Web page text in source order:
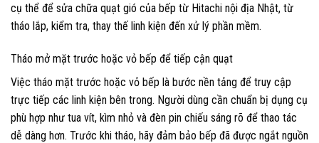
cụ thể để sửa chữa quạt gió của bếp từ Hitachi nội địa Nhật, từ
tháo lắp, kiểm tra, thay thế linh kiện đến xử lý phần mềm.
Tháo mở mặt trước hoặc vỏ bếp để tiếp cận quạt
Việc tháo mặt trước hoặc vỏ bếp là bước nền tảng để truy cập
trực tiếp các linh kiện bên trong. Người dùng cần chuẩn bị dụng cụ
phù hợp như tua vít, kìm nhỏ và đèn pin chiếu sáng rõ để thao tác
dễ dàng hơn. Trước khi tháo, hãy đảm bảo bếp đã được ngắt nguồn